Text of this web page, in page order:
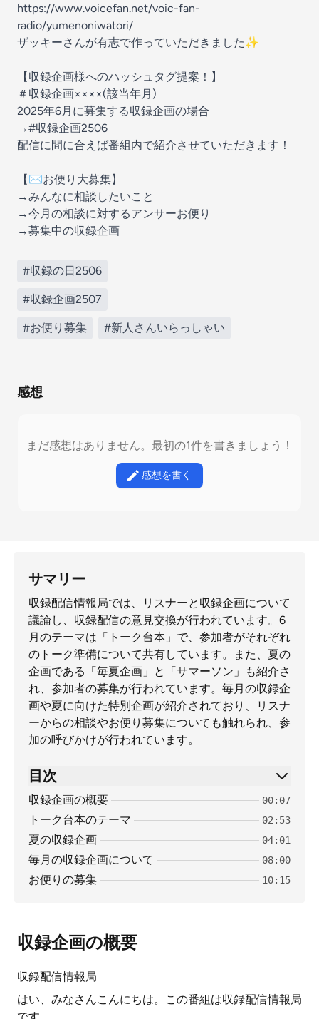
https://www.voicefan.net/voic-fan-
radio/yumenoniwatori/
ザッキーさんが有志で作っていただきました✨
【収録企画様へのハッシュタグ提案！】
＃収録企画××××(該当年月)
2025年6月に募集する収録企画の場合
→#収録企画2506
配信に間に合えば番組内で紹介させていただきます！
【✉️お便り大募集】
→みんなに相談したいこと
→今月の相談に対するアンサーお便り
→募集中の収録企画
#収録の日2506
#収録企画2507
#お便り募集 #新人さんいらっしゃい
感想
まだ感想はありません。最初の1件を書きましょう！
感想を書く
サマリー
収録配信情報局では、リスナーと収録企画について
議論し、収録配信の意見交換が行われています。6
月のテーマは「トーク台本」で、参加者がそれぞれ
のトーク準備について共有しています。また、夏の
企画である「毎夏企画」と「サマーソン」も紹介さ
れ、参加者の募集が行われています。毎月の収録企
画や夏に向けた特別企画が紹介されており、リスナ
ーからの相談やお便り募集についても触れられ、参
加の呼びかけが行われています。
目次
収録企画の概要 00:07
トーク台本のテーマ 02:53
夏の収録企画 04:01
毎月の収録企画について 08:00
お便りの募集 10:15
収録企画の概要
収録配信情報局
はい、みなさんこんにちは。この番組は収録配信情報局